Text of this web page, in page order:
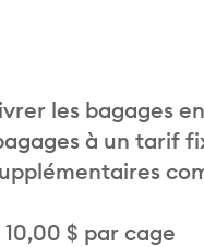
les bagages
à un tarif
$ par cage